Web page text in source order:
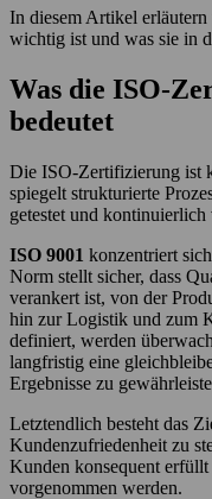
In diesem Artikel
wichtig ist und was sie in
Was die ISO-
bedeutet
Die ISO-Zertifizierung ist
spiegelt strukturierte
getestet und kontinuierlich
ISO 9001 konzentriert
Norm stellt sicher, dass
verankert ist, von der
hin zur Logistik und zum
definiert, werden
langfristig eine
Ergebnisse zu
Letztendlich besteht das
Kundenzufriedenheit zu
Kunden konsequent
vorgenommen werden.